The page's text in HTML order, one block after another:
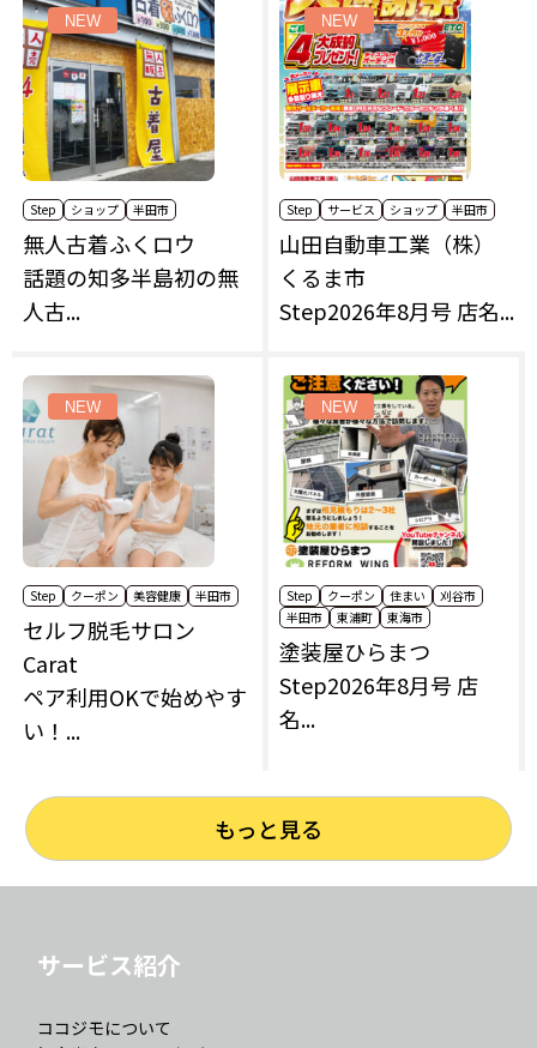
NEW
Step ショップ 半田市
無人古着ふくロウ
話題の知多半島初の無
人古...
NEW
Step サービス ショップ 半田市
山田自動車工業（株）
くるま市
Step2026年8月号 店名...
NEW
Step クーポン 美容健康 半田市
セルフ脱毛サロン
Carat
ペア利用OKで始めやす
い！...
NEW
Step クーポン 住まい
刈谷市
半田市
東浦町 東海市
塗装屋ひらまつ
Step2026年8月号 店
名...
もっと見る
サービス紹介
ココジモについて